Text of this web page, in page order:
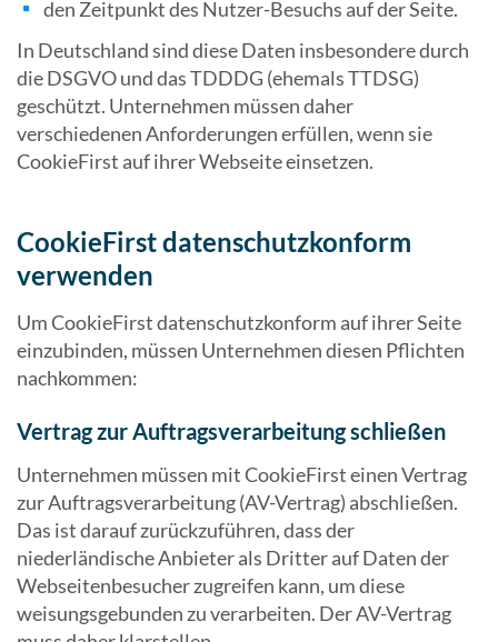
den Zeitpunkt des Nutzer-Besuchs auf der Seite.
In Deutschland sind diese Daten insbesondere durch
die DSGVO und das TDDDG (ehemals TTDSG)
geschützt. Unternehmen müssen daher
verschiedenen Anforderungen erfüllen, wenn sie
CookieFirst auf ihrer Webseite einsetzen.
CookieFirst datenschutzkonform
verwenden
Um CookieFirst datenschutzkonform auf ihrer Seite
einzubinden, müssen Unternehmen diesen Pflichten
nachkommen:
Vertrag zur Auftragsverarbeitung schließen
Unternehmen müssen mit CookieFirst einen Vertrag
zur Auftragsverarbeitung (AV-Vertrag) abschließen.
Das ist darauf zurückzuführen, dass der
niederländische Anbieter als Dritter auf Daten der
Webseitenbesucher zugreifen kann, um diese
weisungsgebunden zu verarbeiten. Der AV-Vertrag